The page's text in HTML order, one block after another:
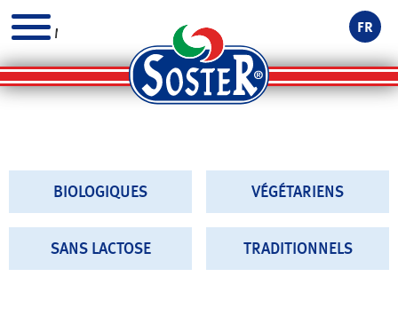
MENU FR
BIOLOGIQUES VÉGÉTARIENS
SANS LACTOSE TRADITIONNELS